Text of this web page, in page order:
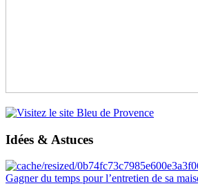
Idées & Astuces
Gagner du temps pour l’entretien de sa